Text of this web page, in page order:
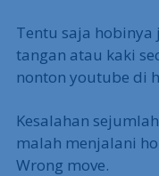
Tentu saja
tangan atau kaki
nonton youtube di
Kesalahan
malah menjalani
Wrong move.